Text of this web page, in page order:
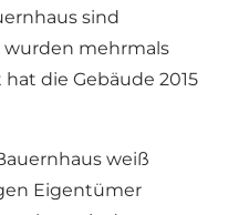
sind
mehrmals
die Gebäude 2015
weiß
Eigentümer